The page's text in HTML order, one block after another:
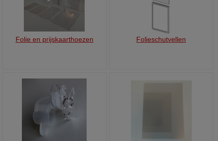
Folie en prijskaarthoezen Folieschutvellen